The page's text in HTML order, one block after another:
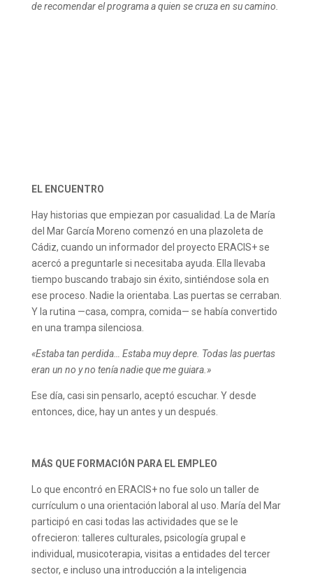
de recomendar el programa a quien se cruza en su camino.
EL ENCUENTRO
Hay historias que empiezan por casualidad. La de María
del Mar García Moreno comenzó en una plazoleta de
Cádiz, cuando un informador del proyecto ERACIS+ se
acercó a preguntarle si necesitaba ayuda. Ella llevaba
tiempo buscando trabajo sin éxito, sintiéndose sola en
ese proceso. Nadie la orientaba. Las puertas se cerraban.
Y la rutina —casa, compra, comida— se había convertido
en una trampa silenciosa.
«Estaba tan perdida… Estaba muy depre. Todas las puertas
eran un no y no tenía nadie que me guiara.»
Ese día, casi sin pensarlo, aceptó escuchar. Y desde
entonces, dice, hay un antes y un después.
MÁS QUE FORMACIÓN PARA EL EMPLEO
Lo que encontró en ERACIS+ no fue solo un taller de
currículum o una orientación laboral al uso. María del Mar
participó en casi todas las actividades que se le
ofrecieron: talleres culturales, psicología grupal e
individual, musicoterapia, visitas a entidades del tercer
sector, e incluso una introducción a la inteligencia